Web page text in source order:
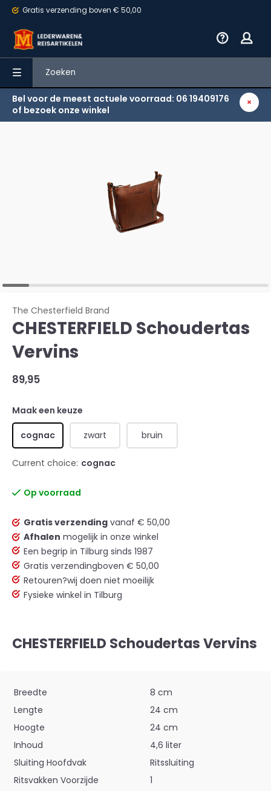
Gratis verzending boven € 50,00
Bel voor de meest actuele voorraad: 06 19409176
of bezoek onze winkel
Terug
The Chesterfield Brand
CHESTERFIELD Schoudertas
Vervins
89,95
Maak een keuze
cognac zwart bruin
Current choice: cognac
Op voorraad
Gratis verzending vanaf € 50,00
Afhalen mogelijk in onze winkel
Een begrip in Tilburg sinds 1987
Gratis verzendingboven € 50,00
Retouren?wij doen niet moeilijk
Fysieke winkel in Tilburg
CHESTERFIELD Schoudertas Vervins
Breedte
8 cm
Lengte
24 cm
Hoogte
24 cm
Inhoud
4,6 liter
Sluiting Hoofdvak
Ritssluiting
Ritsvakken Voorzijde
1